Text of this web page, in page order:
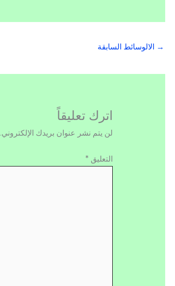
→ الالوسائط السابقة
اترك تعليقاً
لن يتم نشر عنوان بريدك الإلكتروني.
التعليق *